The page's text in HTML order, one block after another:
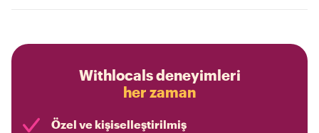
Withlocals deneyimleri
her zaman
Özel ve kişiselleştirilmiş